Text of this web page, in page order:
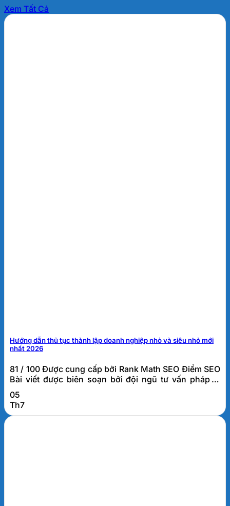
Xem Tất Cả
Hướng dẫn thủ tục thành lập doanh nghiệp nhỏ và siêu nhỏ mới
nhất 2026
81 / 100 Được cung cấp bởi Rank Math SEO Điểm SEO
Bài viết được biên soạn bởi đội ngũ tư vấn pháp lý
doanh nghiệp FATO, đơn vị đã hỗ trợ thành lập và tư
vấn thuế cho hơn 1.000 doanh nghiệp tại Đà Nẵng và
khu vực miền Trung. Thủ tục thành lập doanh
05
Th7